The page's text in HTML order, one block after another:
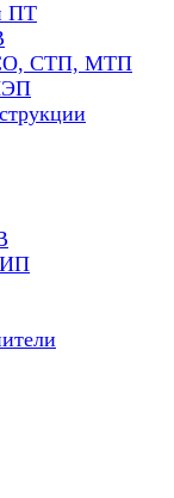
ПТ
СТП, МТП